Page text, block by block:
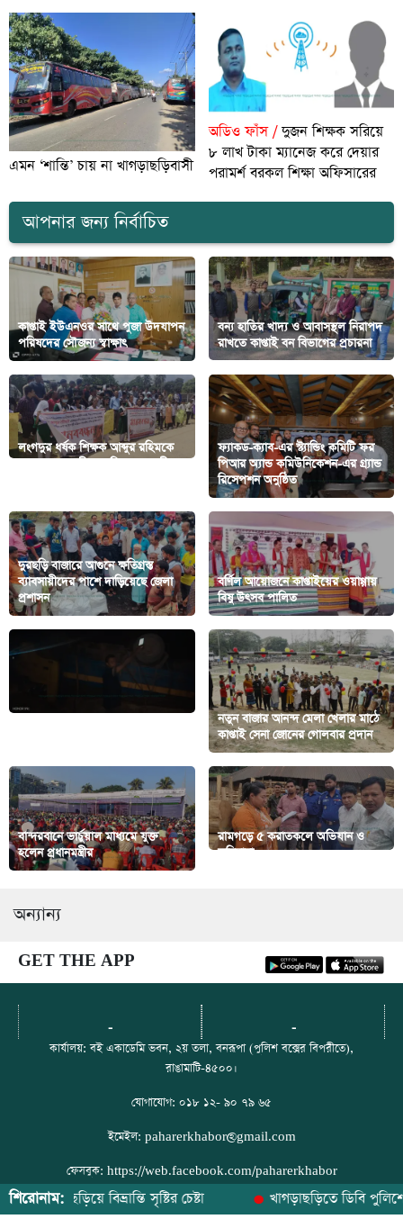
এমন ‘শান্তি’ চায় না খাগড়াছড়িবাসী
অডিও ফাঁস /দুজন শিক্ষক সরিয়ে
৮ লাখ টাকা ম্যানেজ করে দেয়ার
পরামর্শ বরকল শিক্ষা অফিসারের
আপনার জন্য নির্বাচিত
কাপ্তাই ইউএনওর সাথে পুজা উদযাপন
পরিষদের সৌজন্য স্বাক্ষাৎ
বন্য হাতির খাদ্য ও আবাসস্থল নিরাপদ
রাখতে কাপ্তাই বন বিভাগের প্রচারনা
লংগদুর ধর্ষক শিক্ষক আব্দুর রহিমকে
স্কুল থেকে আজীবন বহিষ্কারের দাবীতে
ফ্যাকড-ক্যাব-এর স্ট্যান্ডিং কমিটি ফর
পিআর অ্যান্ড কমিউনিকেশন-এর গ্র্যান্ড
রিসেপশন অনুষ্ঠিত
দুরছড়ি বাজারে আগুনে ক্ষতিগ্রস্ত
ব্যাবসায়ীদের পাশে দাড়িয়েছে জেলা
প্রশাসন
বর্ণিল আয়োজনে কাপ্তাইয়ের ওয়াগ্গায়
বিষু উৎসব পালিত
নতুন বাজার আনন্দ মেলা খেলার মাঠে
কাপ্তাই সেনা জোনের গোলবার প্রদান
বান্দরবানে ভার্চুয়াল মাধ্যমে যুক্ত
হলেন প্রধানমন্ত্রীর
রামগড়ে ৫ করাতকলে অভিযান ও
জরিমানা
অন্যান্য
GET THE APP
- -
কার্যালয়: বই একাডেমি ভবন, ২য় তলা, বনরূপা (পুলিশ বক্সের বিপরীতে),
রাঙামাটি-৪৫০০।
যোগাযোগ: ০১৮ ১২- ৯০ ৭৯ ৬৫
ইমেইল: paharerkhabor@gmail.com
ফেসবুক: https://web.facebook.com/paharerkhabor
শিরোনাম:
ছড়িয়ে বিভ্রান্তি সৃষ্টির চেষ্টা খাগড়াছড়িতে ডিবি পুলিশের